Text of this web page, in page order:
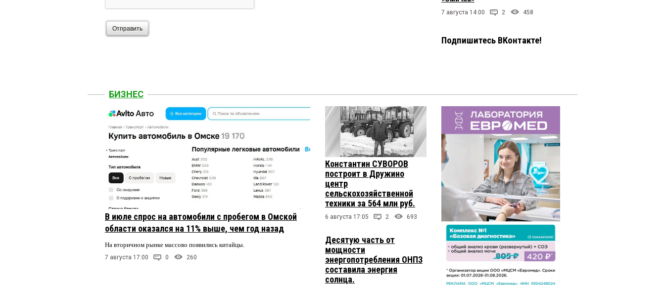
Отправить
7 августа 14:00 2 458
Подпишитесь ВКонтакте!
БИЗНЕС
В июле спрос на автомобили с пробегом в Омской
области оказался на 11% выше, чем год назад
На вторичном рынке массово появились китайцы.
7 августа 17:00 0 260
Константин СУВОРОВ
построит в Дружино
центр
сельскохозяйственной
техники за 564 млн руб.
6 августа 17:05 2 693
Десятую часть от
мощности
энергопотребления ОНПЗ
составила энергия
солнца.